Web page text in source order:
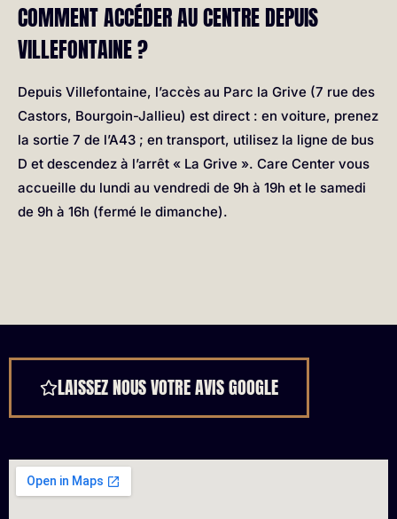
COMMENT ACCÉDER AU CENTRE DEPUIS
VILLEFONTAINE ?
Depuis Villefontaine, l’accès au Parc la Grive (7 rue des
Castors, Bourgoin-Jallieu) est direct : en voiture, prenez
la sortie 7 de l’A43 ; en transport, utilisez la ligne de bus
D et descendez à l’arrêt « La Grive ». Care Center vous
accueille du lundi au vendredi de 9h à 19h et le samedi
de 9h à 16h (fermé le dimanche).
LAISSEZ NOUS VOTRE AVIS GOOGLE